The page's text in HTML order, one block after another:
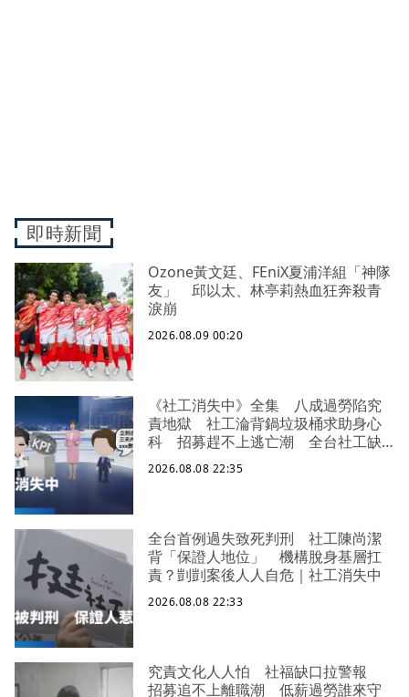
即時新聞
Ozone黃文廷、FEniX夏浦洋組「神隊
友」 邱以太、林亭莉熱血狂奔殺青
淚崩
2026.08.09 00:20
《社工消失中》全集 八成過勞陷究
責地獄 社工淪背鍋垃圾桶求助身心
科 招募趕不上逃亡潮 全台社工缺
口警報 揭薪資回捐黑幕 血汗錢遭
剝削
2026.08.08 22:35
全台首例過失致死判刑 社工陳尚潔
背「保證人地位」 機構脫身基層扛
責？剴剴案後人人自危｜社工消失中
2026.08.08 22:33
究責文化人人怕 社福缺口拉警報
招募追不上離職潮 低薪過勞誰來守